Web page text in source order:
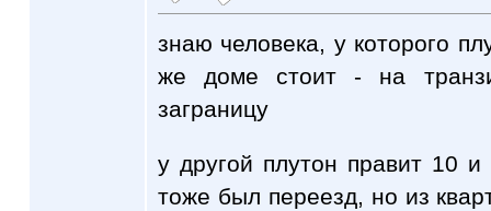
знаю человека, у которого
же доме стоит - на
заграницу
у другой плутон правит 10
тоже был переезд, но из